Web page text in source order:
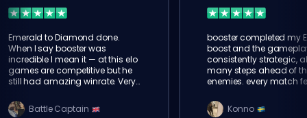
Emerald to Diamond done.
When I say booster was
incredible I mean it — at this elo
games are competitive but he
still had amazing winrate. Very
Battle Captain
booster completed my
boost and the
consistently strategic,
many steps ahead of
enemies. every match
Konno